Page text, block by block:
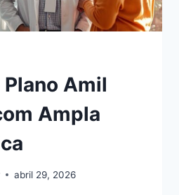
Amil
Ampla
abril 29, 2026